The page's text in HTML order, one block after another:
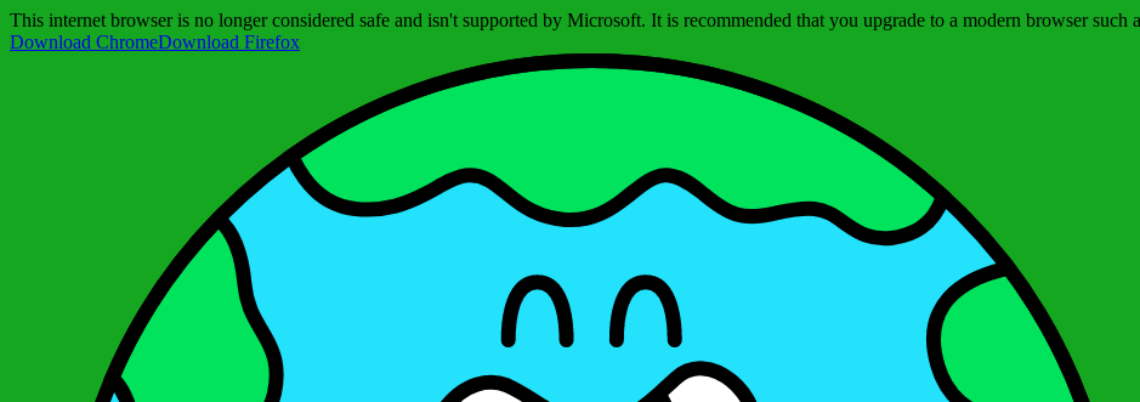
This internet browser is no longer considered safe and isn't supported by Microsoft. It is recommended that you upgrade to a modern browser
Download ChromeDownload Firefox